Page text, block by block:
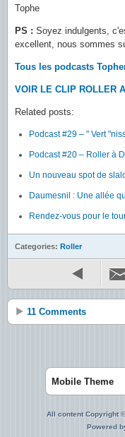
Tophe
PS : Soyez indulgents,
excellent, nous sommes
Tous les podcasts
VOIR LE CLIP ROLLER
Related posts:
Podcast #29 – " Vert
Podcast #20 – Roller à
Un nouveau spot de
Daumesnil : Une allée
Rendez-vous pour le
Categories: Roller
11 Comments
Mobile Theme
All content Copyright
Powered